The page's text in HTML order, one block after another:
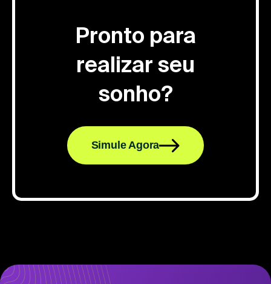
Pronto para
realizar seu
sonho?
Simule Agora